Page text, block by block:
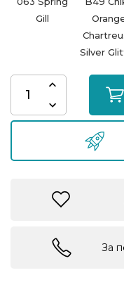
Дрехи
Къмпинг
примамки
Монтажи
Gill
Silver
За